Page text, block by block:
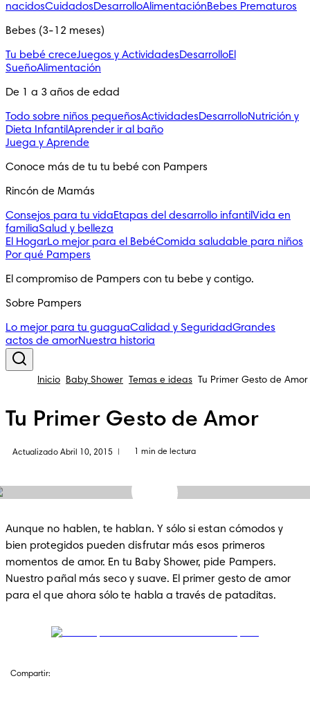
nacidosCuidadosDesarrolloAlimentaciónBebes Prematuros
Bebes (3-12 meses)
Tu bebé creceJuegos y ActividadesDesarrolloEl
SueñoAlimentación
De 1 a 3 años de edad
Todo sobre niños pequeñosActividadesDesarrolloNutrición y
Dieta InfantilAprender ir al baño
Juega y Aprende
Conoce más de tu tu bebé con Pampers
Rincón de Mamás
Consejos para tu vidaEtapas del desarrollo infantilVida en
familiaSalud y belleza
El HogarLo mejor para el BebéComida saludable para niños
Por qué Pampers
El compromiso de Pampers con tu bebe y contigo.
Sobre Pampers
Lo mejor para tu guaguaCalidad y SeguridadGrandes
actos de amorNuestra historia
Inicio Baby Shower Temas e ideas Tu Primer Gesto de Amor
Tu Primer Gesto de Amor
Actualizado Abril 10, 2015 1 min de lectura
Aunque no hablen, te hablan. Y sólo si estan cómodos y
bien protegidos pueden disfrutar más esos primeros
momentos de amor. En tu Baby Shower, pide Pampers.
Nuestro pañal más seco y suave. El primer gesto de amor
para el que ahora sólo te habla a través de pataditas.
Compartir: